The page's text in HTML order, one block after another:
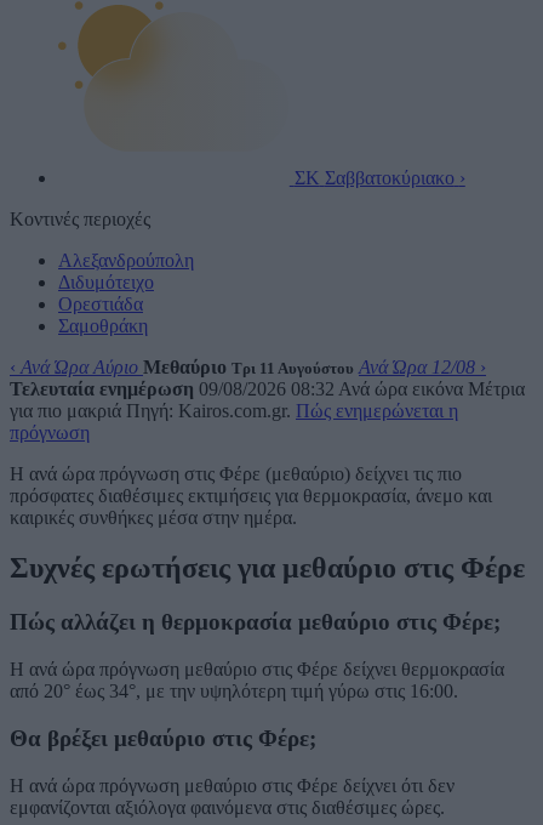
ΣΚ Σαββατοκύριακο ›
Κοντινές περιοχές
Αλεξανδρούπολη
Διδυμότειχο
Ορεστιάδα
Σαμοθράκη
‹ Ανά Ώρα Αύριο Μεθαύριο Τρι 11 Αυγούστου Ανά Ώρα 12/08 ›
Τελευταία ενημέρωση 09/08/2026 08:32 Ανά ώρα εικόνα Μέτρια
για πιο μακριά Πηγή: Kairos.com.gr. Πώς ενημερώνεται η
πρόγνωση
Η ανά ώρα πρόγνωση στις Φέρε (μεθαύριο) δείχνει τις πιο
πρόσφατες διαθέσιμες εκτιμήσεις για θερμοκρασία, άνεμο και
καιρικές συνθήκες μέσα στην ημέρα.
Συχνές ερωτήσεις για μεθαύριο στις Φέρε
Πώς αλλάζει η θερμοκρασία μεθαύριο στις Φέρε;
Η ανά ώρα πρόγνωση μεθαύριο στις Φέρε δείχνει θερμοκρασία
από 20° έως 34°, με την υψηλότερη τιμή γύρω στις 16:00.
Θα βρέξει μεθαύριο στις Φέρε;
Η ανά ώρα πρόγνωση μεθαύριο στις Φέρε δείχνει ότι δεν
εμφανίζονται αξιόλογα φαινόμενα στις διαθέσιμες ώρες.